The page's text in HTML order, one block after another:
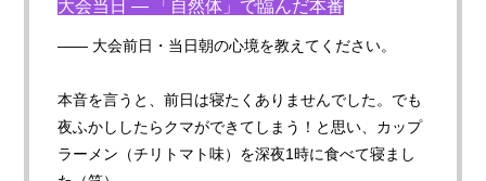
大会当日 — 「自然体」で臨んだ本番
—— 大会前日・当日朝の心境を教えてください。
本音を言うと、前日は寝たくありませんでした。でも
夜ふかししたらクマができてしまう！と思い、カップ
ラーメン（チリトマト味）を深夜1時に食べて寝まし